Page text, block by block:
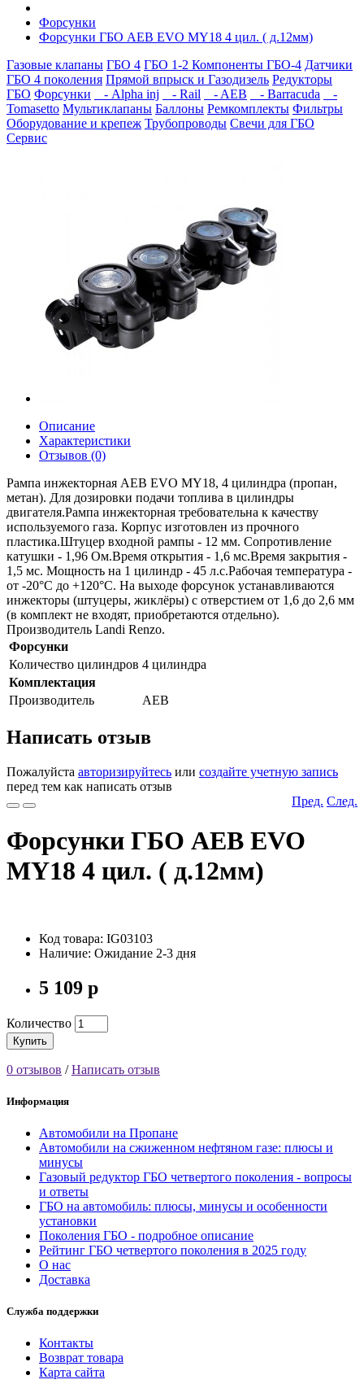
Форсунки
Форсунки ГБО AEB EVO MY18 4 цил. ( д.12мм)
Газовые клапаны ГБО 4 ГБО 1-2 Компоненты ГБО-4 Датчики
ГБО 4 поколения Прямой впрыск и Газодизель Редукторы
ГБО Форсунки - Alpha inj - Rail - AEB - Barracuda
-
Tomasetto Мультиклапаны Баллоны Ремкомплекты Фильтры
Оборудование и крепеж Трубопроводы Свечи для ГБО
Сервис
Описание
Характеристики
Отзывов (0)
Рампа инжекторная AEB EVO MY18, 4 цилиндра (пропан,
метан). Для дозировки подачи топлива в цилиндры
двигателя.Рампа инжекторная требовательна к качеству
используемого газа. Корпус изготовлен из прочного
пластика.Штуцер входной рампы - 12 мм. Сопротивление
катушки - 1,96 Ом.Время открытия - 1,6 мс.Время закрытия -
1,5 мс. Мощность на 1 цилиндр - 45 л.с.Рабочая температура -
от -20°С до +120°С. На выходе форсунок устанавливаются
инжекторы (штуцеры, жиклёры) с отверстием от 1,6 до 2,6 мм
(в комплект не входят, приобретаются отдельно).
Производитель Landi Renzo.
Форсунки
Количество цилиндров 4 цилиндра
Комплектация
Производитель
AEB
Написать отзыв
Пожалуйста авторизируйтесь или создайте учетную запись
перед тем как написать отзыв
Пред. След.
Форсунки ГБО AEB EVO
MY18 4 цил. ( д.12мм)
Код товара: IG03103
Наличие: Ожидание 2-3 дня
5 109 р
Количество
Купить
0 отзывов /Написать отзыв
Информация
Автомобили на Пропане
Автомобили на сжиженном нефтяном газе: плюсы и
минусы
Газовый редуктор ГБО четвертого поколения - вопросы
и ответы
ГБО на автомобиль: плюсы, минусы и особенности
установки
Поколения ГБО - подробное описание
Рейтинг ГБО четвертого поколения в 2025 году
О нас
Доставка
Служба поддержки
Контакты
Возврат товара
Карта сайта